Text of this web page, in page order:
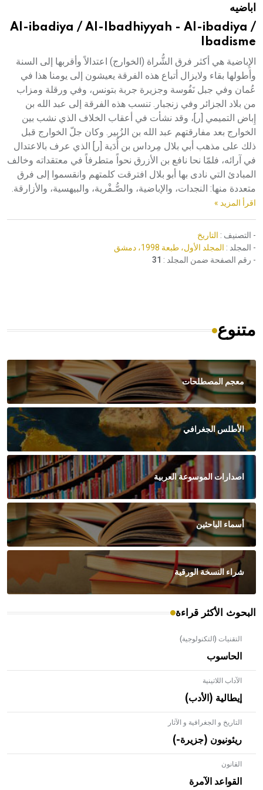
اباضيه
Al-ibadiya / Al-Ibadhiyyah - Al-ibadiya /
Ibadisme
الإِباضية هي أكثر فرق الشُّراة (الخوارج) اعتدالاً وأقربها إلى السنة
وأطولها بقاء ولايزال أتباع هذه الفرقة يعيشون إلى يومنا هذا في
عُمان وفي جبل نَفُوسة وجزيرة جربة بتونس، وفي ورقلة ومزاب
من بلاد الجزائر وفي زنجبار. تنسب هذه الفرقة إلى عبد الله بن
إِباض التميمي [ر]، وقد نشأت في أعقاب الخلاف الذي نشب بين
الخوارج بعد مفارقتهم عبد الله بن الزُبير. وكان جلّ الخوارج قبل
ذلك على مذهب أبي بلال مِرداس بن أُدَية [ر] الذي عرف بالاعتدال
في آرائه، فلمّا نحا نافع بن الأزرق نحواً متطرفاً في معتقداته وخالف
المبادئ التي نادى بها أبو بلال افترقت كلمتهم وانقسموا إلى فرق
متعددة منها: النجدات، والإباضية، والصُّـفْرية، والبيهسية، والأزارقة.
اقرأ المزيد »
- التصنيف : التاريخ
- المجلد : المجلد الأول، طبعة 1998، دمشق
- رقم الصفحة ضمن المجلد : 31
متنوع
معجم المصطلحات
الأطلس الجغرافي
اصدارات الموسوعة العربية
أسماء الباحثين
شراء النسخة الورقية
البحوث الأكثر قراءة
التقنيات (التكنولوجية)
الحاسوب
الآداب اللاتينية
إيطالية (الأدب)
التاريخ و الجغرافية و الآثار
ريئونيون (جزيرة-)
القانون
القواعد الآمرة
- هل تعلم أن الأبلق نوع من الفنون الهندسية التي ارتبطت
بالعمارة الإسلامية في بلاد الشام ومصر خاصة، حيث يحرص